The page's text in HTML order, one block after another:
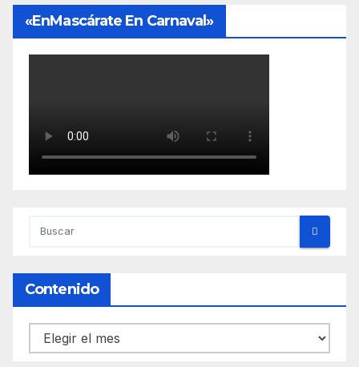
«EnMascárate En Carnaval»
Contenido
Contenido